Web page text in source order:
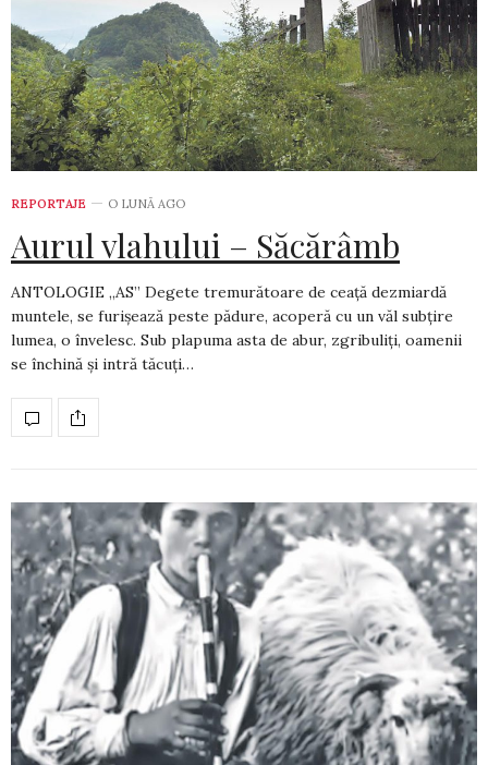
REPORTAJE O LUNĂ AGO
Aurul vlahului – Săcărâmb
ANTOLOGIE „AS” Degete tremurătoare de ceață dezmiardă
muntele, se furișează peste pădure, acoperă cu un văl subțire
lumea, o învelesc. Sub plapuma asta de abur, zgribuliți, oamenii
se închină și intră tăcuți…